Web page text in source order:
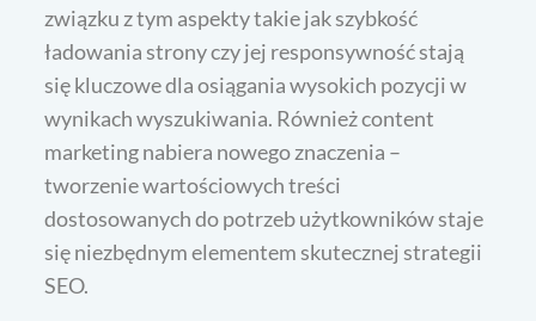
związku z tym aspekty takie jak szybkość
ładowania strony czy jej responsywność stają
się kluczowe dla osiągania wysokich pozycji w
wynikach wyszukiwania. Również content
marketing nabiera nowego znaczenia –
tworzenie wartościowych treści
dostosowanych do potrzeb użytkowników staje
się niezbędnym elementem skutecznej strategii
SEO.